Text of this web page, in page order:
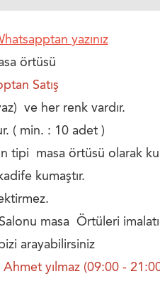
yazınız
örtüsü
Satış
ve her renk vardır.
( min. : 10 adet )
tipi masa örtüsü olarak
kumaştır.
masa Örtüleri
arayabilirsiniz
yılmaz (09:00 -